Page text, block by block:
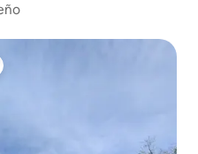
destacados